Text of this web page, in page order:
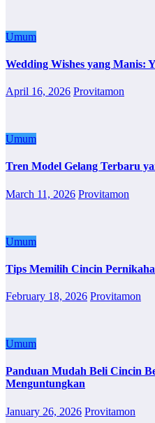
Umum
Wedding Wishes yang Manis:
April 16, 2026 Provitamon
Umum
Tren Model Gelang Terbaru
March 11, 2026 Provitamon
Umum
Tips Memilih Cincin
February 18, 2026 Provitamon
Umum
Panduan Mudah Beli Cincin
Menguntungkan
January 26, 2026 Provitamon